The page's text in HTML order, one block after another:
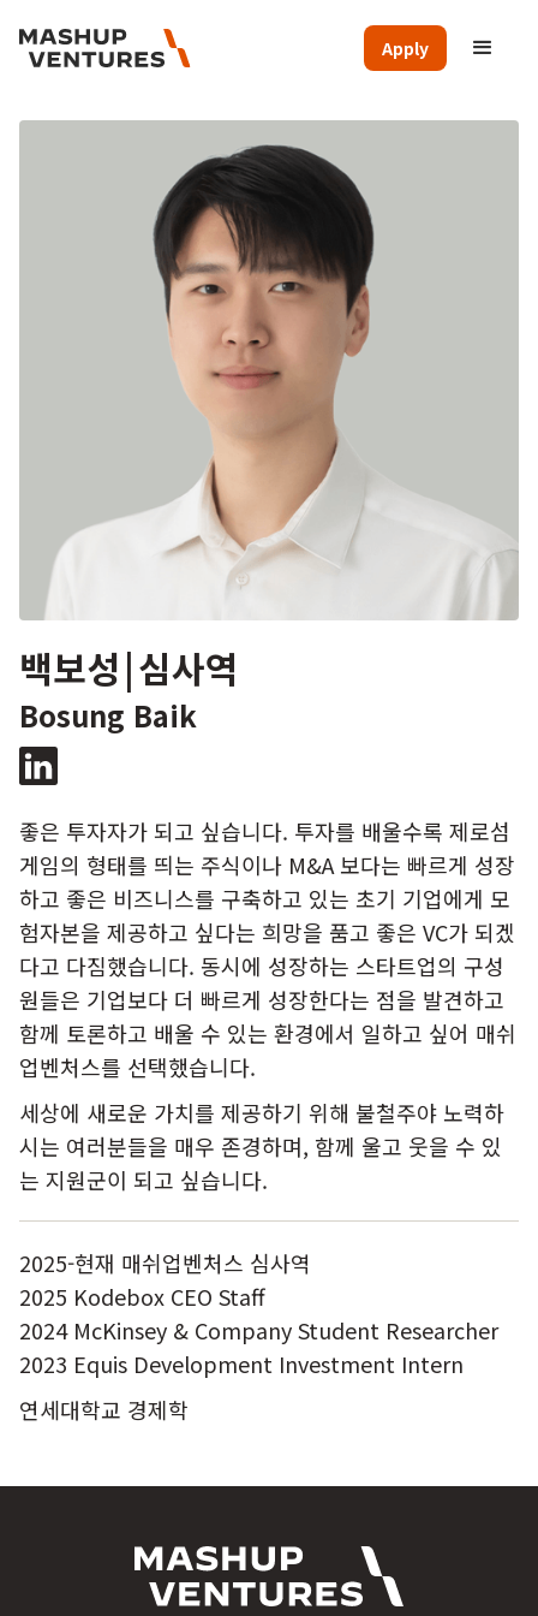
Apply
백보성|심사역
Bosung Baik
좋은 투자자가 되고 싶습니다. 투자를 배울수록 제로섬
게임의 형태를 띄는 주식이나 M&A 보다는 빠르게 성장
하고 좋은 비즈니스를 구축하고 있는 초기 기업에게 모
험자본을 제공하고 싶다는 희망을 품고 좋은 VC가 되겠
다고 다짐했습니다. 동시에 성장하는 스타트업의 구성
원들은 기업보다 더 빠르게 성장한다는 점을 발견하고
함께 토론하고 배울 수 있는 환경에서 일하고 싶어 매쉬
업벤처스를 선택했습니다.
세상에 새로운 가치를 제공하기 위해 불철주야 노력하
시는 여러분들을 매우 존경하며, 함께 울고 웃을 수 있
는 지원군이 되고 싶습니다.
2025-현재 매쉬업벤처스 심사역
2025 Kodebox CEO Staff
2024 McKinsey & Company Student Researcher
2023 Equis Development Investment Intern
연세대학교 경제학